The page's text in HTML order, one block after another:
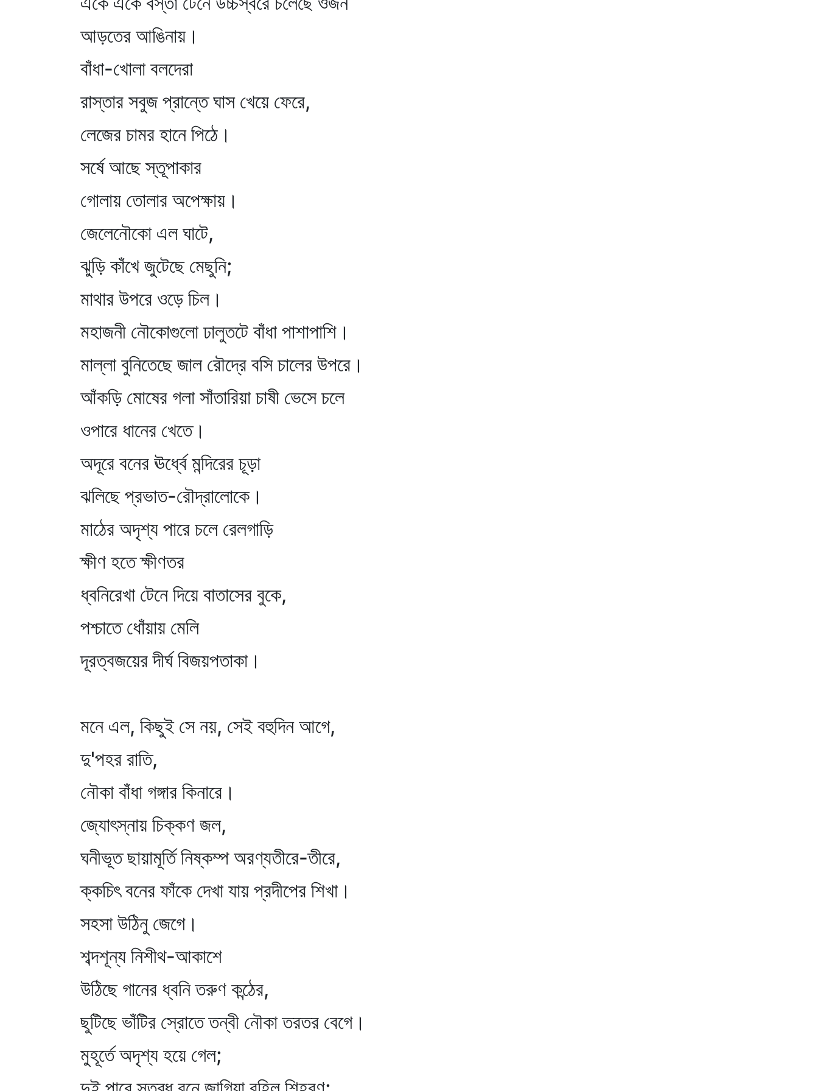
আড়তের আঙিনায়।
বাঁধা-খোলা বলদেরা
রাস্তার সবুজ প্রান্তে ঘাস খেয়ে ফেরে,
লেজের চামর হানে পিঠে।
সর্ষে আছে স্তূপাকার
গোলায় তোলার অপেক্ষায়।
জেলেনৌকো এল ঘাটে,
ঝুড়ি কাঁখে জুটেছে মেছুনি;
মাথার উপরে ওড়ে চিল।
মহাজনী নৌকোগুলো ঢালুতটে বাঁধা পাশাপাশি।
মাল্লা বুনিতেছে জাল রৌদ্রে বসি চালের উপরে।
আঁকড়ি মোষের গলা সাঁতারিয়া চাষী ভেসে চলে
ওপারে ধানের খেতে।
অদূরে বনের ঊর্ধ্বে মন্দিরের চূড়া
ঝলিছে প্রভাত-রৌদ্রালোকে।
মাঠের অদৃশ্য পারে চলে রেলগাড়ি
ক্ষীণ হতে ক্ষীণতর
ধ্বনিরেখা টেনে দিয়ে বাতাসের বুকে,
পশ্চাতে ধোঁয়ায় মেলি
দূরত্বজয়ের দীর্ঘ বিজয়পতাকা।
মনে এল, কিছুই সে নয়, সেই বহুদিন আগে,
দু'পহর রাতি,
নৌকা বাঁধা গঙ্গার কিনারে।
জ্যোৎস্নায় চিক্কণ জল,
ঘনীভূত ছায়ামূর্তি নিষ্কম্প অরণ্যতীরে-তীরে,
ক্কচিৎ বনের ফাঁকে দেখা যায় প্রদীপের শিখা।
সহসা উঠিনু জেগে।
শব্দশূন্য নিশীথ-আকাশে
উঠিছে গানের ধ্বনি তরুণ কন্ঠের,
ছুটিছে ভাঁটির স্রোতে তন্বী নৌকা তরতর বেগে।
মুহূর্তে অদৃশ্য হয়ে গেল;